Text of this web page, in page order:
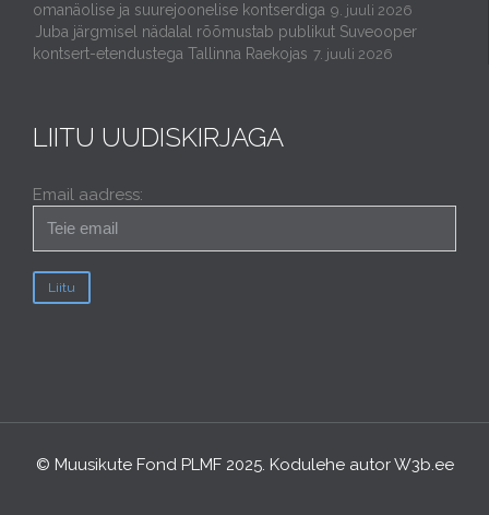
omanäolise ja suurejoonelise kontserdiga 9. juuli 2026
Juba järgmisel nädalal rõõmustab publikut Suveooper
kontsert-etendustega Tallinna Raekojas 7. juuli 2026
LIITU UUDISKIRJAGA
Email aadress:
© Muusikute Fond PLMF 2025. Kodulehe autorW3b.ee